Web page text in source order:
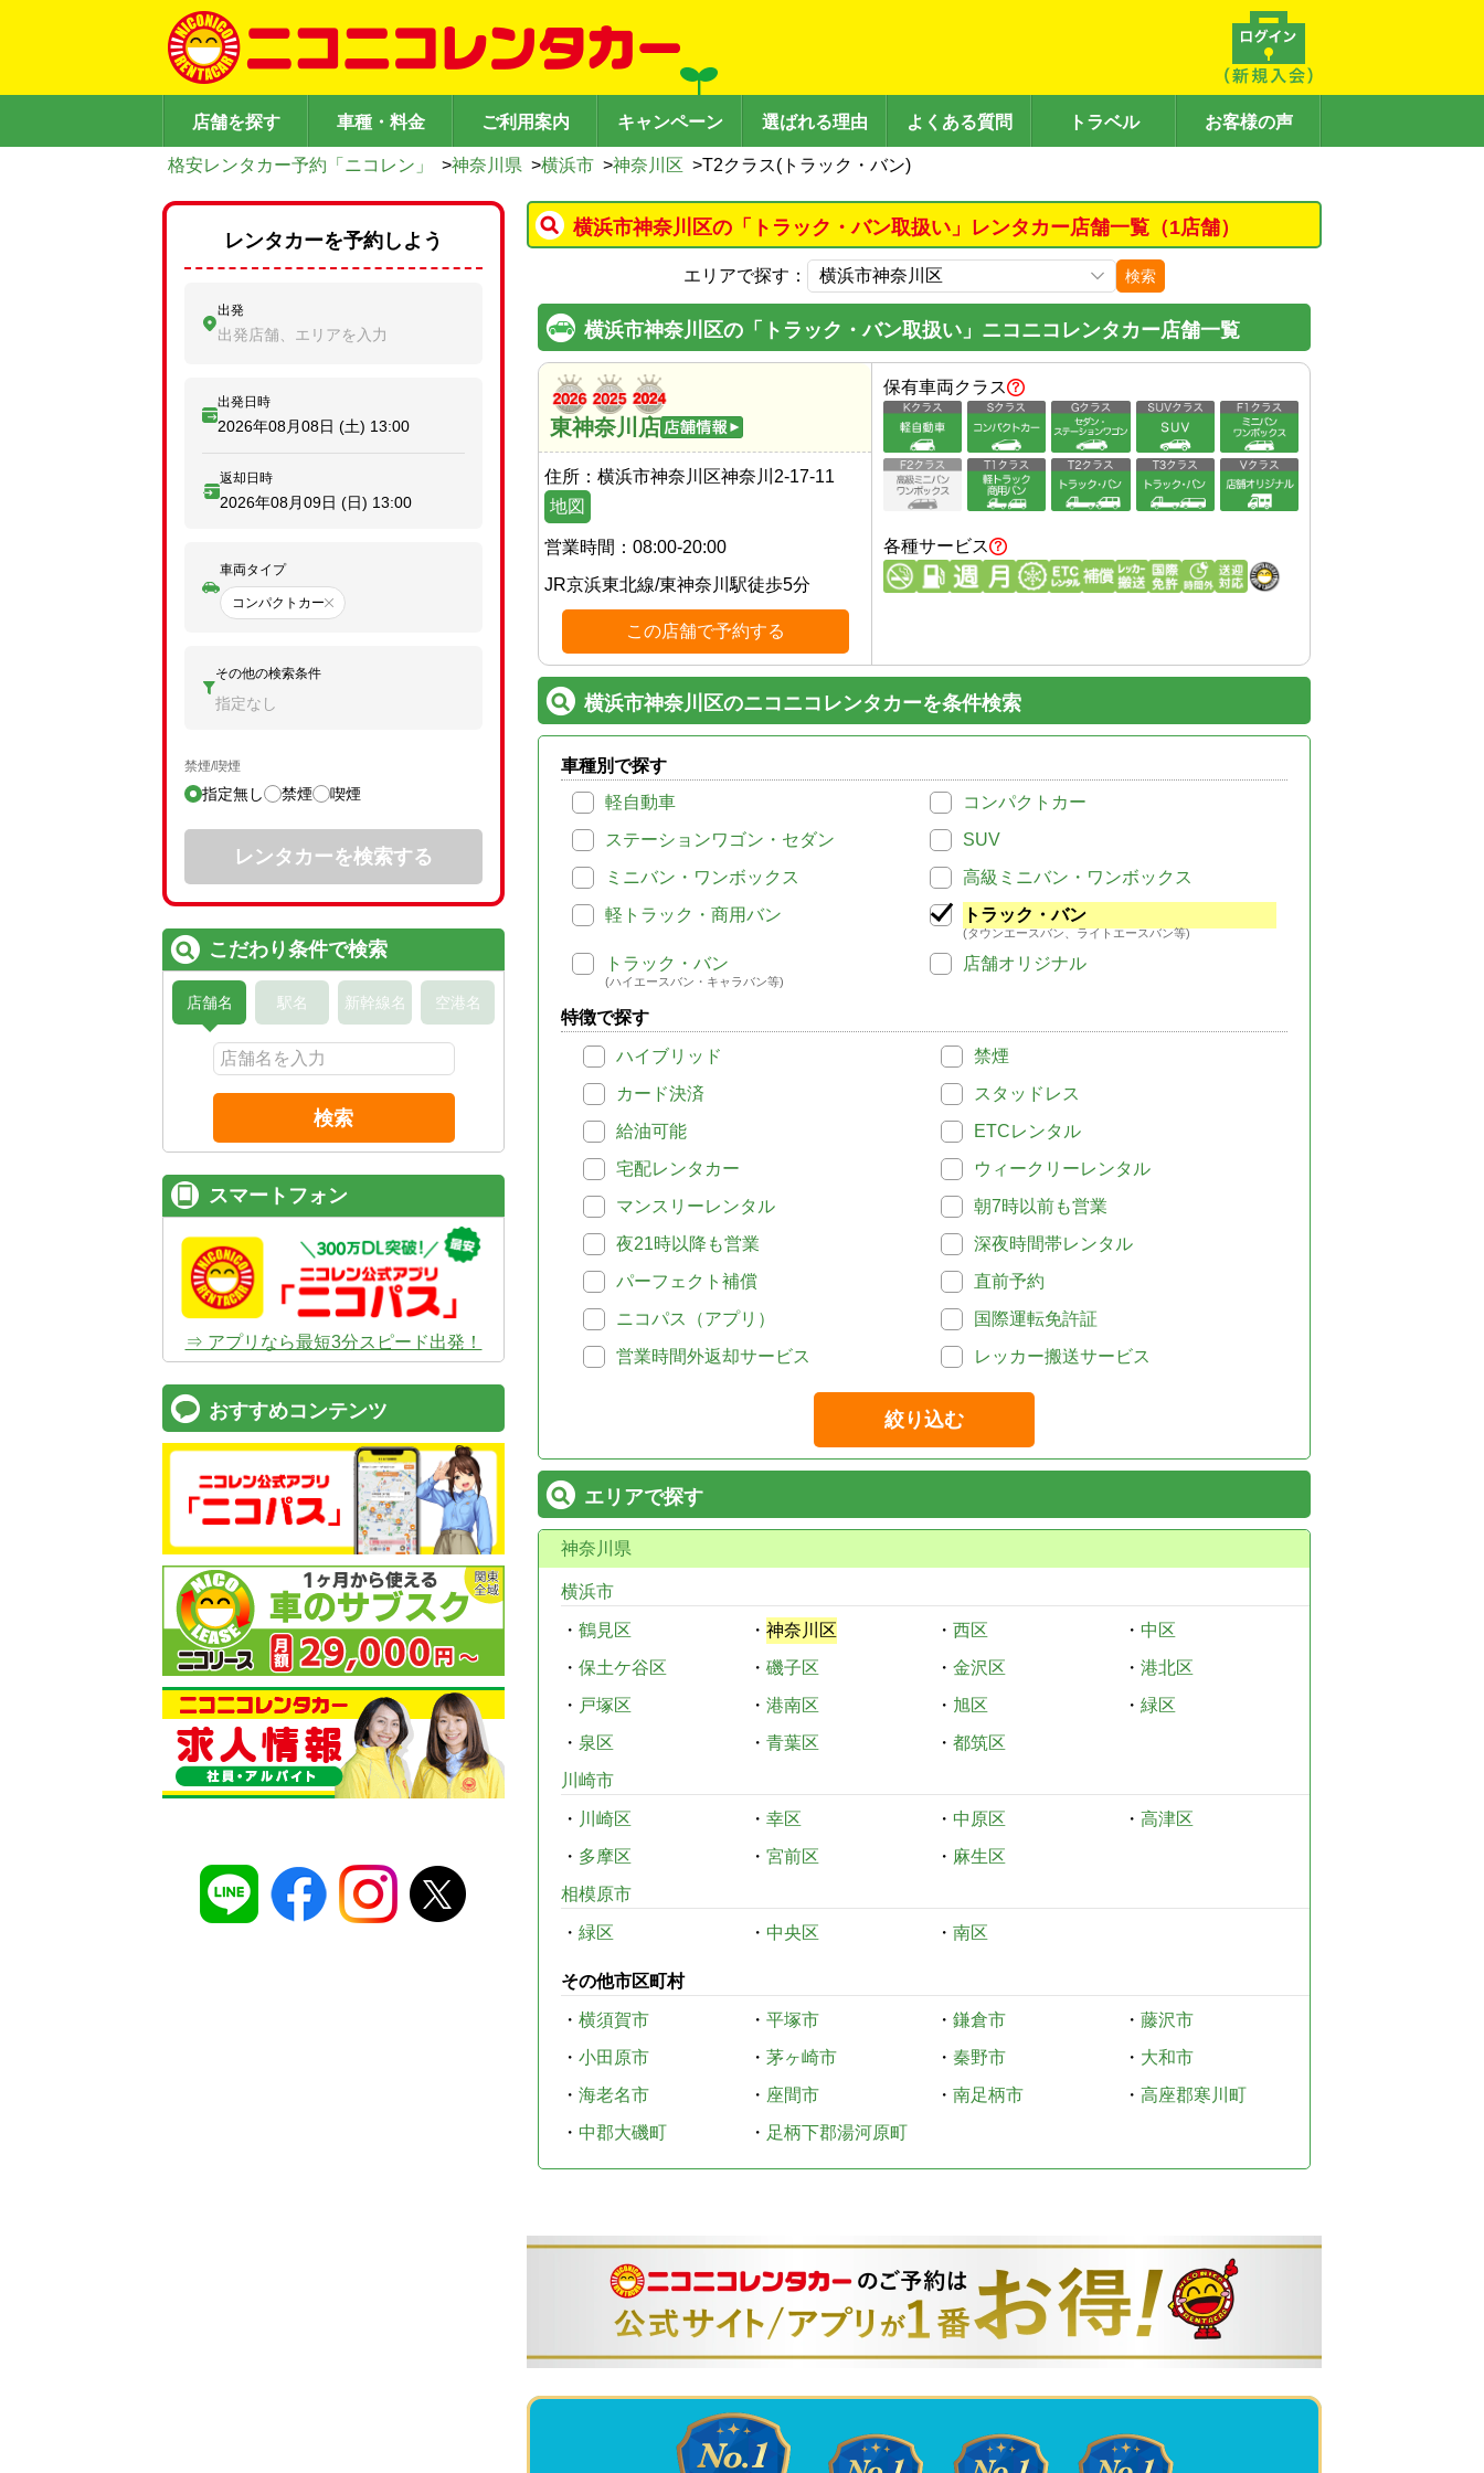
店舗を探す 車種・料金 ご利用案内 キャンペーン 選ばれる理由 よくある質問 トラベル お客様の声
格安レンタカー予約「ニコレン」 >神奈川県 >横浜市 >神奈川区 >T2クラス(トラック・バン)
横浜市神奈川区の「トラック・バン取扱い」レンタカー店舗一覧（1店舗）
エリアで探す： 検索
横浜市神奈川区の「トラック・バン取扱い」ニコニコレンタカー店舗一覧
東神奈川店
住所： 横浜市神奈川区神奈川2-17-11
地図
営業時間： 08:00-20:00
JR京浜東北線/東神奈川駅徒歩5分
この店舗で予約する
保有車両クラス
各種サービス
横浜市神奈川区のニコニコレンタカーを条件検索
車種別で探す
軽自動車
コンパクトカー
ステーションワゴン・セダン
SUV
ミニバン・ワンボックス
高級ミニバン・ワンボックス
軽トラック・商用バン
トラック・バン
(タウンエースバン、ライトエースバン等)
トラック・バン
(ハイエースバン・キャラバン等)
店舗オリジナル
特徴で探す
ハイブリッド
禁煙
カード決済
スタッドレス
給油可能
ETCレンタル
宅配レンタカー
ウィークリーレンタル
マンスリーレンタル
朝7時以前も営業
夜21時以降も営業
深夜時間帯レンタル
パーフェクト補償
直前予約
ニコパス（アプリ）
国際運転免許証
営業時間外返却サービス
レッカー搬送サービス
絞り込む
エリアで探す
神奈川県
横浜市
・ 鶴見区 ・ 神奈川区 ・ 西区 ・ 中区
・ 保土ケ谷区 ・ 磯子区 ・ 金沢区 ・ 港北区
・ 戸塚区 ・ 港南区 ・ 旭区 ・ 緑区
・ 泉区 ・ 青葉区 ・ 都筑区
川崎市
・ 川崎区 ・ 幸区 ・ 中原区 ・ 高津区
・ 多摩区 ・ 宮前区 ・ 麻生区
相模原市
・ 緑区 ・ 中央区 ・ 南区
その他市区町村
・ 横須賀市 ・ 平塚市 ・ 鎌倉市 ・ 藤沢市
・ 小田原市 ・ 茅ヶ崎市 ・ 秦野市 ・ 大和市
・ 海老名市 ・ 座間市 ・ 南足柄市 ・ 高座郡寒川町
・ 中郡大磯町 ・ 足柄下郡湯河原町
レンタカーを予約しよう
出発
出発店舗、エリアを入力
出発日時
2026年08月08日 (土) 13:00
返却日時
2026年08月09日 (日) 13:00
車両タイプ
コンパクトカー
その他の検索条件
指定なし
禁煙/喫煙
指定無し 禁煙 喫煙
レンタカーを検索する
こだわり条件で検索
店舗名 駅名 新幹線名 空港名
検索
スマートフォン
⇒ アプリなら最短3分スピード出発！
おすすめコンテンツ